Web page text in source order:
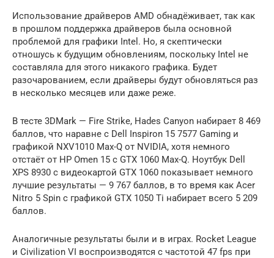
Использование драйверов AMD обнадёживает, так как
в прошлом поддержка драйверов была основной
проблемой для графики Intel. Но, я скептически
отношусь к будущим обновлениям, поскольку Intel не
составляла для этого никакого графика. Будет
разочарованием, если драйверы будут обновляться раз
в несколько месяцев или даже реже.
В тесте 3DMark — Fire Strike, Hades Canyon набирает 8 469
баллов, что наравне с Dell Inspiron 15 7577 Gaming и
графикой NXV1010 Max-Q от NVIDIA, хотя немного
отстаёт от HP Omen 15 с GTX 1060 Max-Q. Ноутбук Dell
XPS 8930 с видеокартой GTX 1060 показывает немного
лучшие результаты — 9 767 баллов, в то время как Acer
Nitro 5 Spin с графикой GTX 1050 Ti набирает всего 5 209
баллов.
Аналогичные результаты были и в играх. Rocket League
и Civilization VI воспроизводятся с частотой 47 fps при